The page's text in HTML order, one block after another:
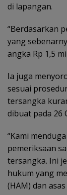
di lapangan.
“Berdasarkan
yang
angka Rp 1,5
Ia juga
sesuai
tersangka
dibuat pada 26
“Kami
pemeriksaan
tersangka. Ini
hukum yang
(HAM) dan